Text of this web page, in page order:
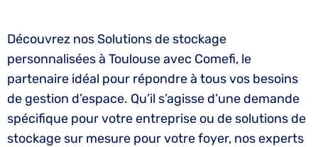
Découvrez nos Solutions de stockage
personnalisées à Toulouse avec Comefi, le
partenaire idéal pour répondre à tous vos besoins
de gestion d’espace. Qu’il s’agisse d’une demande
spécifique pour votre entreprise ou de solutions de
stockage sur mesure pour votre foyer, nos experts